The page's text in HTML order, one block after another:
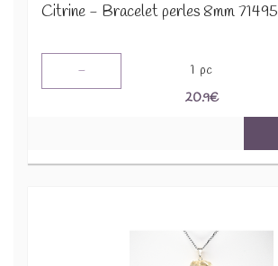
Citrine - Bracelet perles 8mm 71495
- 1 pc
20.9€